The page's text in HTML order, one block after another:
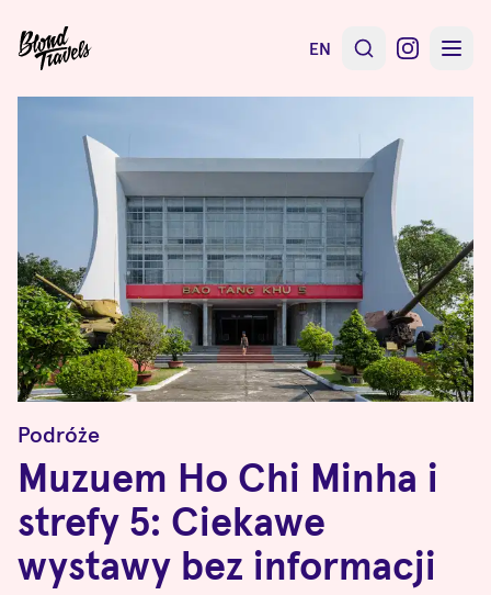
EN
Podróże
Muzuem Ho Chi Minha i
strefy 5: Ciekawe
wystawy bez informacji